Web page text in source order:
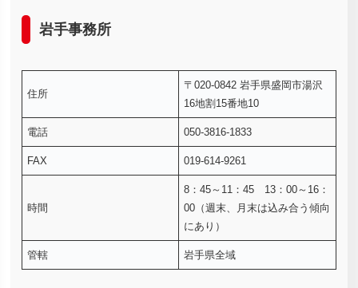
岩手事務所
住所
〒020-0842 岩手県盛岡市湯沢
16地割15番地10
電話 050-3816-1833
FAX 019-614-9261
時間
8：45～11：45 13：00～16：
00（週末、月末は込み合う傾向
にあり）
管轄 岩手県全域